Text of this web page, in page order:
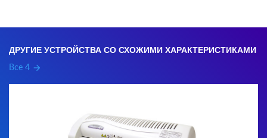
ДРУГИЕ УСТРОЙСТВА СО СХОЖИМИ ХАРАКТЕРИСТИКАМИ
Все 4 arrow_forward